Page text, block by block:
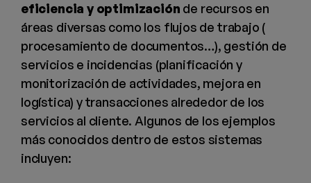
eficiencia y optimización de recursos en
áreas diversas como los flujos de trabajo (
procesamiento de documentos…), gestión de
servicios e incidencias (planificación y
monitorización de actividades, mejora en
logística) y transacciones alrededor de los
servicios al cliente. Algunos de los ejemplos
más conocidos dentro de estos sistemas
incluyen: